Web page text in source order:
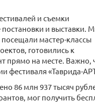
и съемки
и выставки.
мастер-классы
готовились к
прямо на месте. Важно,
фестиваля «Таврида-
86 млн 937 тысяч
мог получить